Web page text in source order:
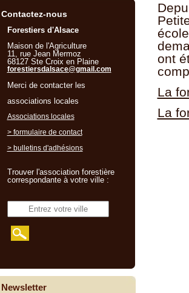
ont
La
La
Contactez-nous
Forestiers d'Alsace
Maison de l'Agriculture
11, rue Jean Mermoz
68127 Ste Croix en Plaine
forestiersdalsace@gmail.com
Merci de contacter les
associations locales
Associations locales
> formulaire de contact
> bulletins d'adhésions
Trouver l'association forestière
correspondante à votre ville :
Newsletter